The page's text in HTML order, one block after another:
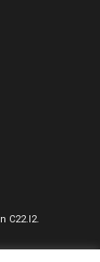
C22.I2.
2022, del